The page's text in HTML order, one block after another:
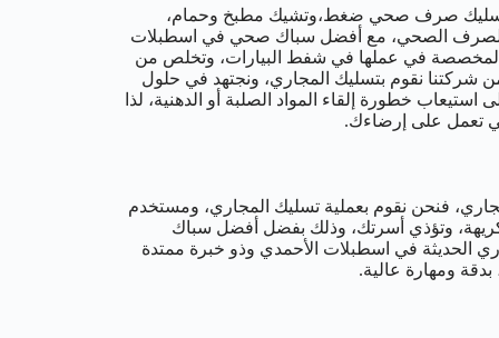
تسليك صرف صحي ضغط،وتشيك مطبخ وحمام،
الصرف الصحي، مع أفضل سباك صحي في اسطبلات
المخصصة في عملها في شفط البيارات، وتخلص من
شركتنا نقوم بتسليك المجاري، ونجتهد في حلول
خطورة إلقاء المواد الصلبة أو الدهنية، لذا
تعمل على إرضاءك.
فنحن نقوم بعملية تسليك المجاري، ومستخدم
وتؤذي أسرتك، وذلك بفضل أفضل سباك
الحديثة في اسطبلات الأحمدي وذو خبرة ممتدة
ومهارة عالية.